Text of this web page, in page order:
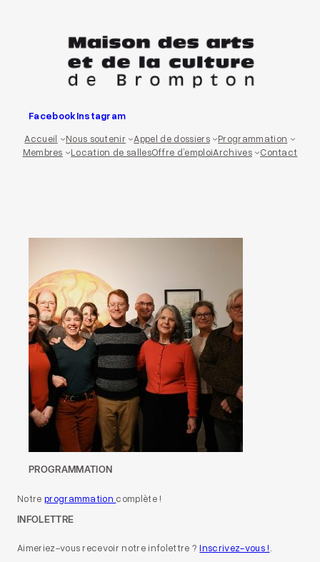
FacebookInstagram
Accueil
Nous soutenir Appel de dossiers
Programmation
Membres
Location de sallesOffre d’emploiArchives Contact
PROGRAMMATION
Notre programmation complète !
INFOLETTRE
Aimeriez-vous recevoir notre infolettre ?Inscrivez-vous !.